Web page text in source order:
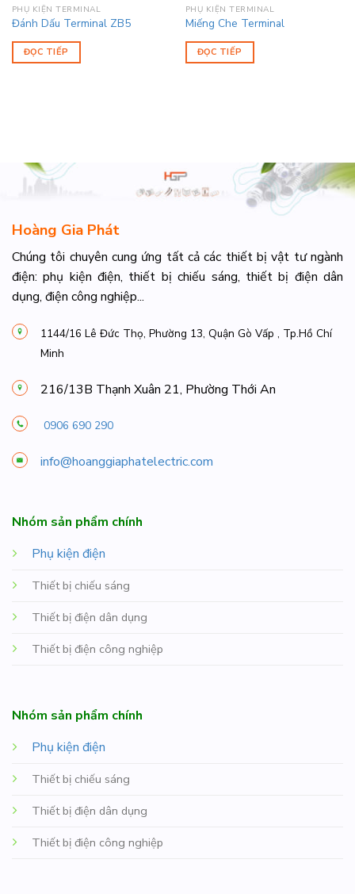
PHỤ KIỆN TERMINAL
Đánh Dấu Terminal ZB5
ĐỌC TIẾP
PHỤ KIỆN TERMINAL
Miếng Che Terminal
ĐỌC TIẾP
Hoàng Gia Phát
Chúng tôi chuyên cung ứng tất cả các thiết bị vật tư ngành
điện: phụ kiện điện, thiết bị chiếu sáng, thiết bị điện dân
dụng, điện công nghiệp...
1144/16 Lê Đức Thọ, Phường 13, Quận Gò Vấp , Tp.Hồ Chí
Minh
216/13B Thạnh Xuân 21, Phường Thới An
0906 690 290
info@hoanggiaphatelectric.com
Nhóm sản phẩm chính
Phụ kiện điện
Thiết bị chiếu sáng
Thiết bị điện dân dụng
Thiết bị điện công nghiệp
Nhóm sản phẩm chính
Phụ kiện điện
Thiết bị chiếu sáng
Thiết bị điện dân dụng
Thiết bị điện công nghiệp